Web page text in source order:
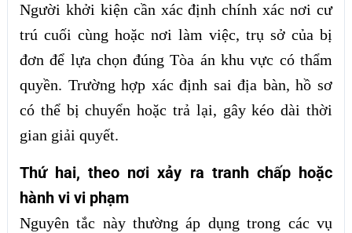
Người khởi kiện cần xác định chính xác nơi cư
trú cuối cùng hoặc nơi làm việc, trụ sở của bị
đơn để lựa chọn đúng Tòa án khu vực có thẩm
quyền. Trường hợp xác định sai địa bàn, hồ sơ
có thể bị chuyển hoặc trả lại, gây kéo dài thời
gian giải quyết.
Thứ hai, theo nơi xảy ra tranh chấp hoặc
hành vi vi phạm
Nguyên tắc này thường áp dụng trong các vụ